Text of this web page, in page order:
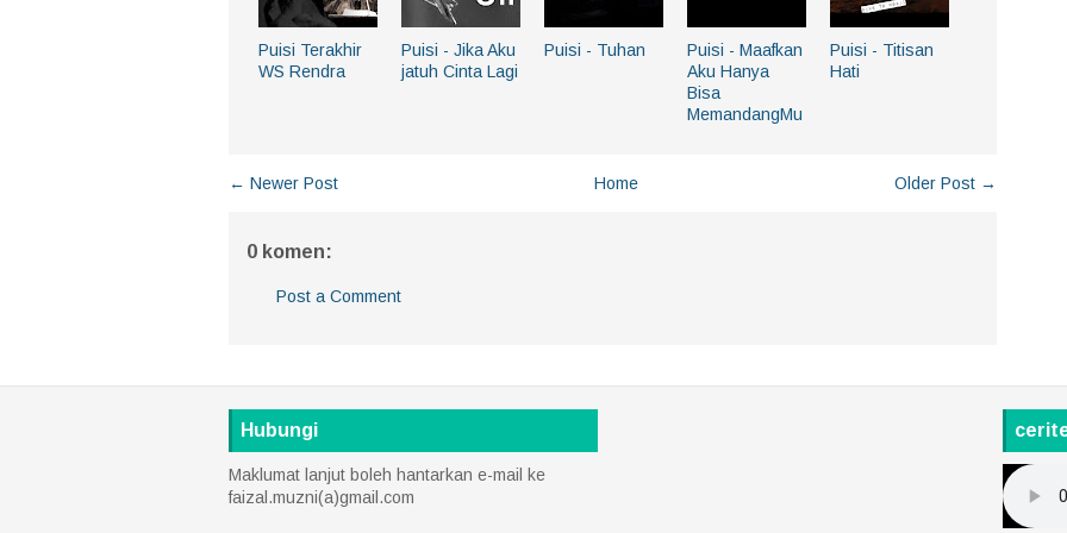
Puisi Terakhir
WS Rendra
Puisi - Jika Aku
jatuh Cinta Lagi
Puisi - Tuhan
Puisi - Maafkan
Aku Hanya
Bisa
MemandangMu
Puisi - Titisan
Hati
← Newer Post Older Post →
Home
0 komen:
Post a Comment
Hubungi
Maklumat lanjut boleh hantarkan e-mail ke
faizal.muzni(a)gmail.com